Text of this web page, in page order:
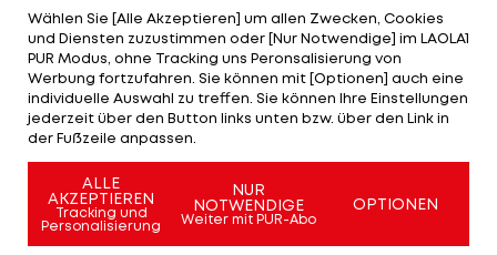
spart die Italienerin erneut nicht mit Kritik an den
in ihren Augen rutschigen Plätzen. "Die
Bedingungen sind für alle schwierig, aber das
Leben eines Tennisspielers besteht darin, dass
man etwas überwinden muss", erwidert Rogers,
die im Finale auf Andrea Petkovic trifft.
Mehr zum Thema
Wählen Sie [Alle Akzeptieren] um allen Zwecken, Cookies
und Diensten zuzustimmen oder [Nur Notwendige] im LAOLA1
PUR Modus, ohne Tracking uns Peronsalisierung von
Werbung fortzufahren. Sie können mit [Optionen] auch eine
individuelle Auswahl zu treffen. Sie können Ihre Einstellungen
jederzeit über den Button links unten bzw. über den Link in
der Fußzeile anpassen.
ALLE
AKZEPTIEREN
Tracking und
Personalisierung
NUR
NOTWENDIGE
Weiter mit PUR-Abo
OPTIONEN